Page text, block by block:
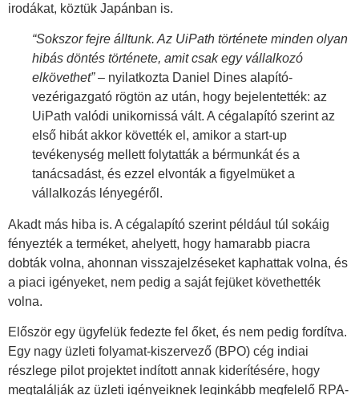
irodákat, köztük Japánban is.
“Sokszor fejre álltunk. Az UiPath története minden olyan
hibás döntés története, amit csak egy vállalkozó
elkövethet”– nyilatkozta Daniel Dines alapító-
vezérigazgató rögtön az után, hogy bejelentették: az
UiPath valódi unikornissá vált. A cégalapító szerint az
első hibát akkor követték el, amikor a start-up
tevékenység mellett folytatták a bérmunkát és a
tanácsadást, és ezzel elvonták a figyelmüket a
vállalkozás lényegéről.
Akadt más hiba is. A cégalapító szerint például túl sokáig
fényezték a terméket, ahelyett, hogy hamarabb piacra
dobták volna, ahonnan visszajelzéseket kaphattak volna, és
a piaci igényeket, nem pedig a saját fejüket követhették
volna.
Először egy ügyfelük fedezte fel őket, és nem pedig fordítva.
Egy nagy üzleti folyamat-kiszervező (BPO) cég indiai
részlege pilot projektet indított annak kiderítésére, hogy
megtalálják az üzleti igényeiknek leginkább megfelelő RPA-